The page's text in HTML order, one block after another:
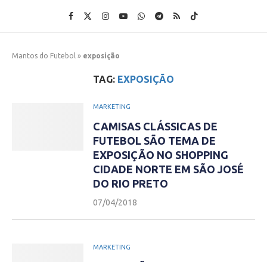
Mantos do Futebol » exposição
TAG: EXPOSIÇÃO
MARKETING
CAMISAS CLÁSSICAS DE
FUTEBOL SÃO TEMA DE
EXPOSIÇÃO NO SHOPPING
CIDADE NORTE EM SÃO JOSÉ
DO RIO PRETO
07/04/2018
MARKETING